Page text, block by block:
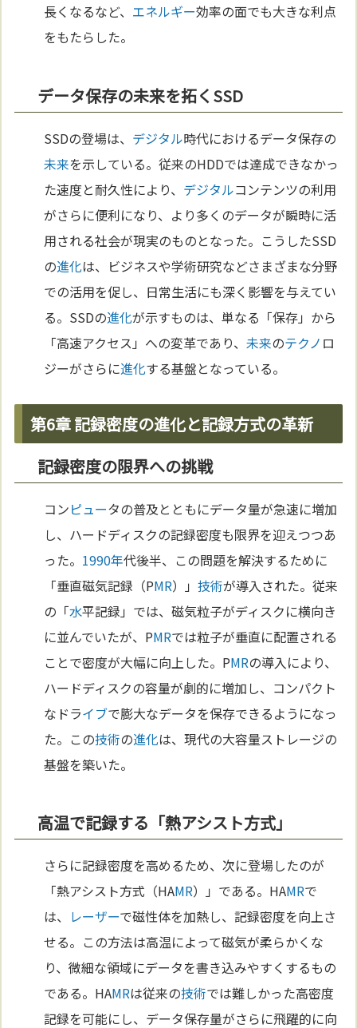
長くなるなど、 エネルギー効率の面でも大きな利点
をもたらした。
データ保存の未来を拓くSSD
SSDの登場は、 デジタル時代におけるデータ保存の
未来を示している。従来のHDDでは達成できなかっ
た速度と耐久性により、 デジタルコンテンツの利用
がさらに便利になり、より多くのデータが瞬時に活
用される社会が現実のものとなった。こうしたSSD
の進化は、ビジネスや学術研究などさまざまな分野
での活用を促し、日常生活にも深く影響を与えてい
る。SSDの進化が示すものは、単なる「保存」から
「高速アクセス」への変革であり、未来のテクノ ロ
ジーがさらに進化する基盤となっている。
第6章 記録密度の進化と記録方式の革新
記録密度の限界への挑戦
コンピュータの普及とともにデータ量が急速に増加
し、ハードディスクの記録密度も限界を迎えつつあ
った。 1990年代後半、この問題を解決するために
「垂直磁気記録（PMR）」技術が導入された。従来
の「水平記録」では、磁気粒子がディスクに横向き
に並んでいたが、PMRでは粒子が垂直に配置される
ことで密度が大幅に向上した。PMRの導入により、
ハードディスクの容量が劇的に増加し、コンパクト
なドライブで膨大なデータを保存できるようになっ
た。この技術の進化は、現代の大容量ストレージの
基盤を築いた。
高温で記録する「熱アシスト方式」
さらに記録密度を高めるため、次に登場したのが
「熱アシスト方式（HAMR）」である。HAMRで
は、 レーザーで磁性体を加熱し、記録密度を向上さ
せる。この方法は高温によって磁気が柔らかくな
り、微細な領域にデータを書き込みやすくするもの
である。HAMRは従来の技術では難しかった高密度
記録を可能にし、データ保存量がさらに飛躍的に向